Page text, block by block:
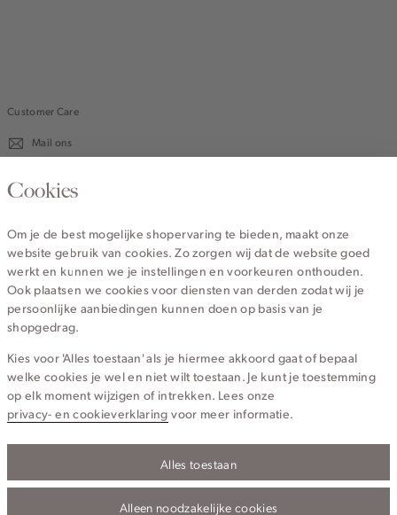
Customer Care
Mail ons
020 - 3412 670
Service
Wij zijn Cotton Club
Topcategorieën voor jou
Privacy- en cookieverklaringAlgemene Voorwaarden
Cookies
Om je de best mogelijke shopervaring te bieden, maakt onze
website gebruik van cookies. Zo zorgen wij dat de website goed
werkt en kunnen we je instellingen en voorkeuren onthouden.
Ook plaatsen we cookies voor diensten van derden zodat wij je
persoonlijke aanbiedingen kunnen doen op basis van je
shopgedrag.
Kies voor 'Alles toestaan' als je hiermee akkoord gaat of bepaal
welke cookies je wel en niet wilt toestaan. Je kunt je toestemming
op elk moment wijzigen of intrekken. Lees onze
privacy- en cookieverklaring voor meer informatie.
Alles toestaan
Alleen noodzakelijke cookies